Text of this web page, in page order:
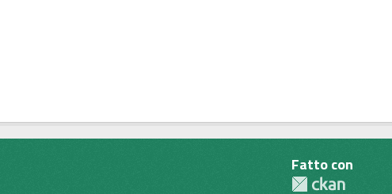
Fatto con